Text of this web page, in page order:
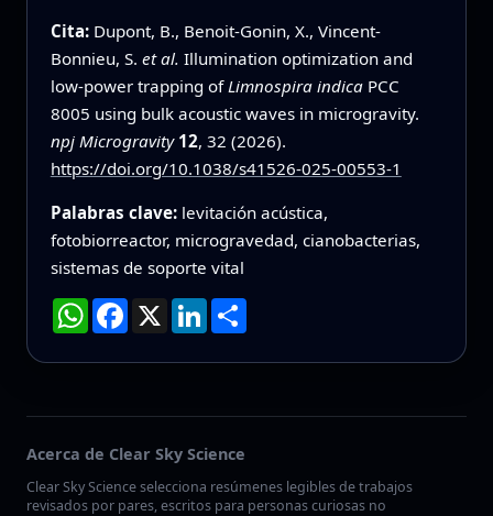
Cita: Dupont, B., Benoit-Gonin, X., Vincent-
Bonnieu, S. et al. Illumination optimization and
low-power trapping of Limnospira indicaPCC
8005 using bulk acoustic waves in microgravity.
npj Microgravity 12, 32 (2026).
https://doi.org/10.1038/s41526-025-00553-1
Palabras clave: levitación acústica,
fotobiorreactor, microgravedad, cianobacterias,
sistemas de soporte vital
WhatsApp
Facebook
X LinkedInCompartir
Acerca de Clear Sky Science
Clear Sky Science selecciona resúmenes legibles de trabajos
revisados por pares, escritos para personas curiosas no